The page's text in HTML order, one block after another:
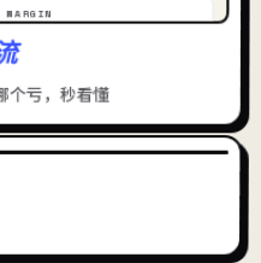
MARGIN
82%
个亏，秒看懂